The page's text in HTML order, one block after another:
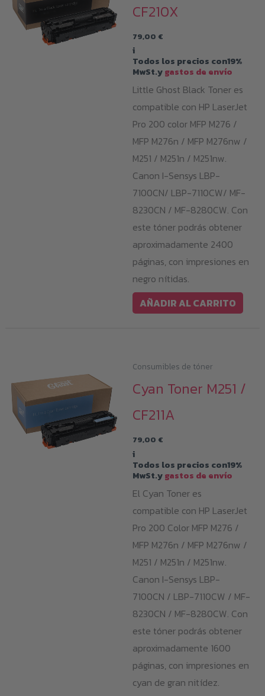
CF210X
79,00 €
i
Todos los precios con19%
MwSt.ygastos de envío
Little Ghost Black Toner es
compatible con HP LaserJet
Pro 200 color MFP M276 /
MFP M276n / MFP M276nw /
M251 / M251n / M251nw.
Canon I-Sensys LBP-
7100CN/ LBP-7110CW/ MF-
8230CN / MF-8280CW. Con
este tóner podrás obtener
aproximadamente 2400
páginas, con impresiones en
negro nítidas.
AÑADIR AL CARRITO
Consumibles de tóner
Cyan Toner M251 /
CF211A
79,00 €
i
Todos los precios con19%
MwSt.ygastos de envío
El Cyan Toner es
compatible con HP LaserJet
Pro 200 Color MFP M276 /
MFP M276n / MFP M276nw /
M251 / M251n / M251nw.
Canon I-Sensys LBP-
7100CN / LBP-7110CW / MF-
8230CN / MF-8280CW. Con
este tóner podrás obtener
aproximadamente 1600
páginas, con impresiones en
cyan de gran nitídez.